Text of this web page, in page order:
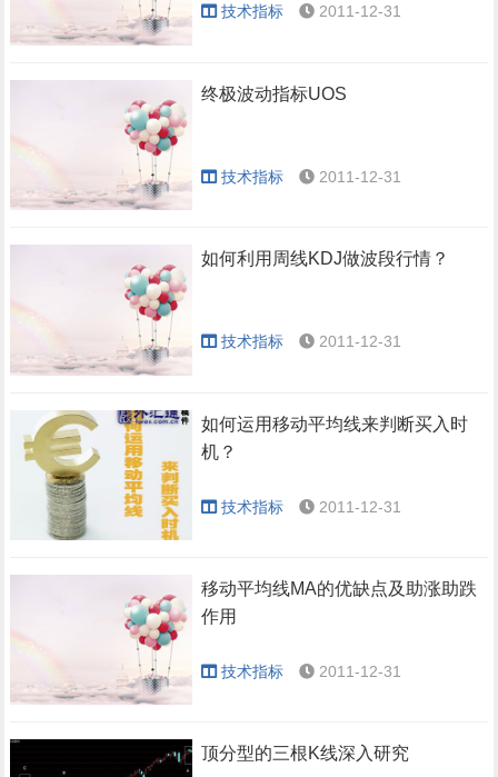
技术指标 2011-12-31
终极波动指标UOS
技术指标 2011-12-31
如何利用周线KDJ做波段行情？
技术指标 2011-12-31
如何运用移动平均线来判断买入时
机？
技术指标 2011-12-31
移动平均线MA的优缺点及助涨助跌
作用
技术指标 2011-12-31
顶分型的三根K线深入研究